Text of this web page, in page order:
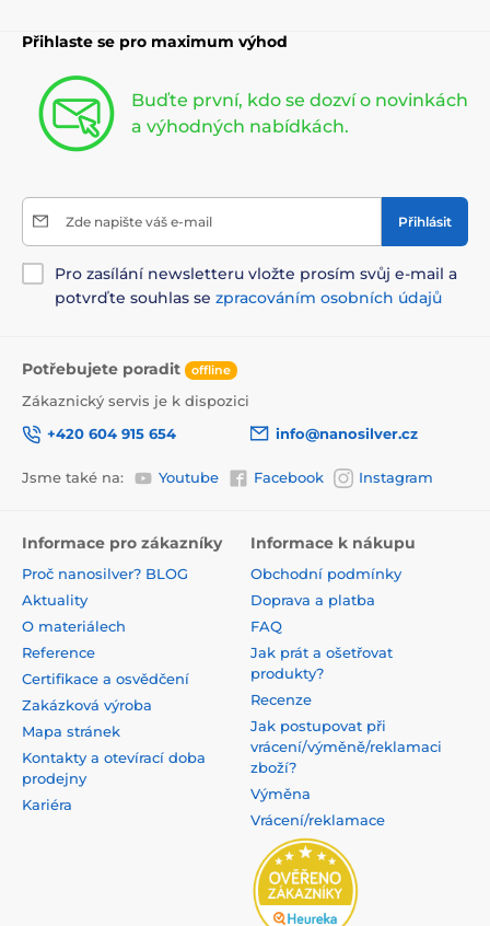
Přihlaste se pro maximum výhod
Buďte první, kdo se dozví o novinkách
a výhodných nabídkách.
Zde napište váš e-mail Přihlásit
Pro zasílání newsletteru vložte prosím svůj e-mail a
potvrďte souhlas se zpracováním osobních údajů
Potřebujete poradit offline
Zákaznický servis je k dispozici
+420 604 915 654
info@nanosilver.cz
Jsme také na: Youtube Facebook Instagram
Informace pro zákazníky
Proč nanosilver? BLOG
Aktuality
O materiálech
Reference
Certifikace a osvědčení
Zakázková výroba
Mapa stránek
Kontakty a otevírací doba
prodejny
Kariéra
Informace k nákupu
Obchodní podmínky
Doprava a platba
FAQ
Jak prát a ošetřovat
produkty?
Recenze
Jak postupovat při
vrácení/výměně/reklamaci
zboží?
Výměna
Vrácení/reklamace